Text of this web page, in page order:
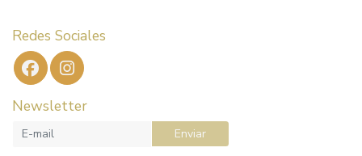
Redes Sociales
Newsletter
Enviar